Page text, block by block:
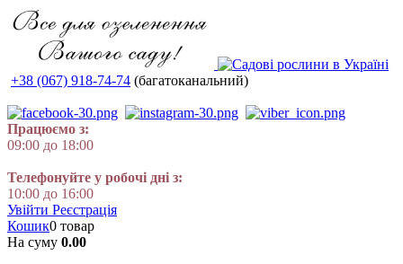
+38 (067) 918-74-74 (багатоканальний)
Працюємо з:
09:00 до 18:00
Телефонуйте у робочі дні з:
10:00 до 16:00
Увійти Реєстрація
Кошик0 товар
На суму 0.00